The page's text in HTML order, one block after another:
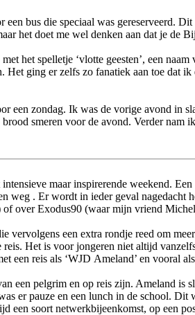
bus die speciaal was gereserveerd.
het doet me wel denken aan dat je de
het spelletje ‘vlotte geesten’, een
Het ging er zelfs zo fanatiek aan toe dat
een zondag. Ik was de vorige avond in
smeren voor de avond. Verder
maar inspirerende weekend.
weg . Er wordt in ieder geval
over Exodus90 (waar mijn vriend
vervolgens een extra rondje reed om
reis. Het is voor jongeren niet altijd
een reis als ‘WJD Ameland’ en vooral
een pelgrim en op reis zijn. Ameland
er pauze en een lunch in de school.
een soort netwerkbijeenkomst, op een